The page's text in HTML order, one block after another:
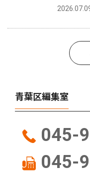
青葉区編集室
045-
045-